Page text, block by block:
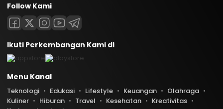
Follow Kami
Ikuti Perkembangan Kami di
Menu Kanal
Teknologi Edukasi Lifestyle Keuangan
Olahraga
Kuliner
Hiburan Travel Kesehatan
Kreativitas